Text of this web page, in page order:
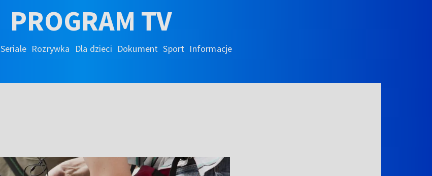
PROGRAM TV
Seriale Rozrywka Dla dzieci Dokument Sport Informacje